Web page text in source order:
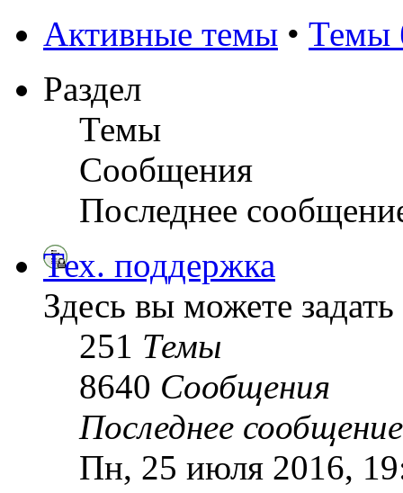
Активные темы • Темы
Раздел
Темы
Сообщения
Последнее
Тех. поддержка
Здесь вы можете
251 Темы
8640 Сообщения
Последнее сообщение
Пн, 25 июля 2016,